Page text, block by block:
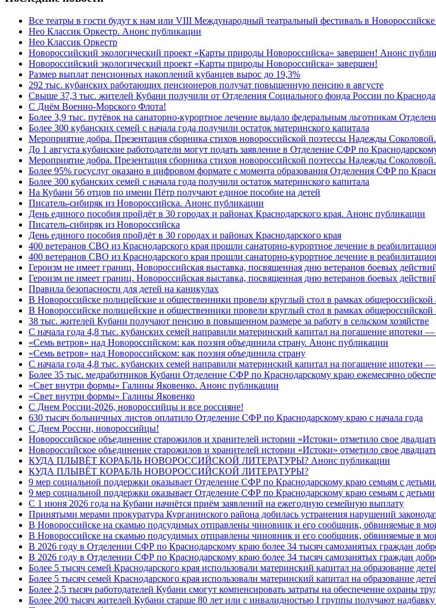
Все театры в гости будут к нам или VIII Международный театральный фестиваль в Новороссийске
Нео Классик Оркестр. Анонс публикации
Нео Классик Оркестр
Новороссийский экологический проект «Карты природы Новороссийска» завершен! Анонс
Новороссийский экологический проект «Карты природы Новороссийска» завершен!
Размер выплат пенсионных накоплений кубанцев вырос до 19,3%
292 тыс. кубанских работающих пенсионеров получат повышенную пенсию в августе
Свыше 37,3 тыс. жителей Кубани получили от Отделения Социального фонда России по
C Днём Военно-Морского Флота!
Более 3,9 тыс. путёвок на санаторно-курортное лечение выдало федеральным льготникам
Более 300 кубанских семей с начала года получили остаток материнского капитала
Мероприятие добра. Презентация сборника стихов новороссийской поэтессы Надежды
До 1 августа кубанские работодатели могут подать заявление в Отделение СФР по
Мероприятие добра. Презентация сборника стихов новороссийской поэтессы Надежды Соколовой.
Более 95% госуслуг оказано в цифровом формате с момента образования Отделения СФР по
Более 300 кубанских семей с начала года получили остаток материнского капитала
На Кубани 56 отцов по имени Пётр получают единое пособие на детей
Писатель-сибиряк из Новороссийска. Анонс публикации
День единого пособия пройдёт в 30 городах и районах Краснодарского края. Анонс публикации
Писатель-сибиряк из Новороссийска
День единого пособия пройдёт в 30 городах и районах Краснодарского края
400 ветеранов СВО из Краснодарского края прошли санаторно-курортное лечение в
400 ветеранов СВО из Краснодарского края прошли санаторно-курортное лечение в
Героизм не имеет границ. Новороссийская выставка, посвященная дню ветеранов боевых
Героизм не имеет границ. Новороссийская выставка, посвященная дню ветеранов боевых
Правила безопасности для детей на каникулах
В Новороссийске полицейские и общественники провели круглый стол в рамках
В Новороссийске полицейские и общественники провели круглый стол в рамках
38 тыс. жителей Кубани получают пенсию в повышенном размере за работу в сельском хозяйстве
С начала года 4,8 тыс. кубанских семей направили материнский капитал на погашение
«Семь ветров» над Новороссийском: как поэзия объединила страну. Анонс публикации
«Семь ветров» над Новороссийском: как поэзия объединила страну
С начала года 4,8 тыс. кубанских семей направили материнский капитал на погашение ипотеки
Более 35 тыс. медработников Кубани Отделение СФР по Краснодарскому краю ежемесячно
«Свет внутри формы» Галины Яковенко. Анонс публикации
«Свет внутри формы» Галины Яковенко
C Днем России-2026, новороссийцы и все россияне!
630 тысяч больничных листов оплатило Отделение СФР по Краснодарскому краю с начала года
C Днем России, новороссийцы!
Новороссийское объединение старожилов и хранителей истории «Истоки» отметило свое
Новороссийское объединение старожилов и хранителей истории «Истоки» отметило свое
КУДА ПЛЫВЁТ КОРАБЛЬ НОВОРОССИЙСКОЙ ЛИТЕРАТУРЫ? Анонс публикации
КУДА ПЛЫВЁТ КОРАБЛЬ НОВОРОССИЙСКОЙ ЛИТЕРАТУРЫ?
9 мер социальной поддержки оказывает Отделение СФР по Краснодарскому краю семьям с
9 мер социальной поддержки оказывает Отделение СФР по Краснодарскому краю семьям с детьми
С 1 июня 2026 года на Кубани начнётся приём заявлений на ежегодную семейную выплату
Принятыми мерами прокуратура Курганинского района добилась устранения нарушений
В Новороссийске на скамью подсудимых отправлены чиновник и его сообщник, обвиняемые в
В Новороссийске на скамью подсудимых отправлены чиновник и его сообщник, обвиняемые в
В 2026 году в Отделении СФР по Краснодарскому краю более 34 тысяч самозанятых граждан
В 2026 году в Отделении СФР по Краснодарскому краю более 34 тысяч самозанятых граждан
Более 5 тысяч семей Краснодарского края использовали материнский капитал на образование
Более 5 тысяч семей Краснодарского края использовали материнский капитал на образование
Более 2,5 тысяч работодателей Кубани смогут компенсировать затраты на обеспечение охраны
Более 200 тысяч жителей Кубани старше 80 лет или с инвалидностью I группы получают надбавку